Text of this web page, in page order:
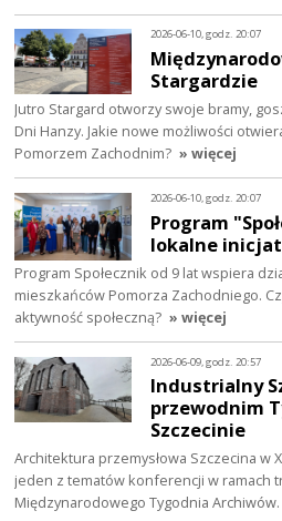
2026-06-10, godz. 20:07
Stargardzie
Jutro Stargard otworzy swoje bramy,
Dni Hanzy. Jakie nowe możliwości
Pomorzem Zachodnim? » więcej
2026-06-10, godz. 20:07
Program
lokalne
Program Społecznik od 9 lat wspiera
mieszkańców Pomorza Zachodniego.
aktywność społeczną? » więcej
2026-06-09, godz. 20:57
Industrialny
przewodnim
Szczecinie
Architektura przemysłowa Szczecina w
jeden z tematów konferencji w ramach
Międzynarodowego Tygodnia Archiwów.